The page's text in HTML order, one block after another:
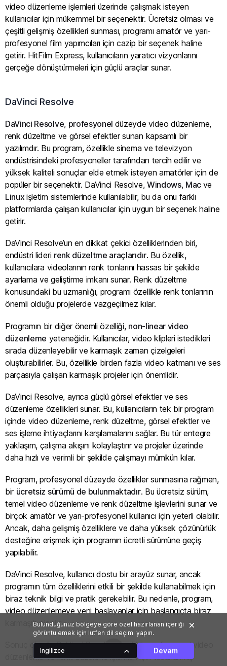
Bulunduğunuz bölgeye göre özel hazırlanan içeriği
görüntülemek için lütfen dil seçimi yapın.
Ingilizce Devam
video düzenleme işlemleri üzerinde çalışmak isteyen
kullanıcılar için mükemmel bir seçenektir. Ücretsiz olması ve
çeşitli gelişmiş özellikleri sunması, programı amatör ve yarı-
profesyonel film yapımcıları için cazip bir seçenek haline
getirir. HitFilm Express, kullanıcıların yaratıcı vizyonlarını
gerçeğe dönüştürmeleri için güçlü araçlar sunar.
DaVinci Resolve
DaVinci Resolve, profesyonel düzeyde video düzenleme,
renk düzeltme ve görsel efektler sunan kapsamlı bir
yazılımdır. Bu program, özellikle sinema ve televizyon
endüstrisindeki profesyoneller tarafından tercih edilir ve
yüksek kaliteli sonuçlar elde etmek isteyen amatörler için de
popüler bir seçenektir. DaVinci Resolve, Windows, Mac ve
Linuxişletim sistemlerinde kullanılabilir, bu da onu farklı
platformlarda çalışan kullanıcılar için uygun bir seçenek haline
getirir.
DaVinci Resolve’un en dikkat çekici özelliklerinden biri,
endüstri lideri renk düzeltme araçlarıdır. Bu özellik,
kullanıcılara videolarının renk tonlarını hassas bir şekilde
ayarlama ve geliştirme imkanı sunar. Renk düzeltme
konusundaki bu uzmanlığı, programı özellikle renk tonlarının
önemli olduğu projelerde vazgeçilmez kılar.
Programın bir diğer önemli özelliği, non-linear video
düzenleme yeteneğidir. Kullanıcılar, video klipleri istedikleri
sırada düzenleyebilir ve karmaşık zaman çizelgeleri
oluşturabilirler. Bu, özellikle birden fazla video katmanı ve ses
parçasıyla çalışan karmaşık projeler için önemlidir.
DaVinci Resolve, ayrıca güçlü görsel efektler ve ses
düzenleme özellikleri sunar. Bu, kullanıcıların tek bir program
içinde video düzenleme, renk düzeltme, görsel efektler ve
ses işleme ihtiyaçlarını karşılamalarını sağlar. Bu tür entegre
yaklaşım, çalışma akışını kolaylaştırır ve projeler üzerinde
daha hızlı ve verimli bir şekilde çalışmayı mümkün kılar.
Program, profesyonel düzeyde özellikler sunmasına rağmen,
bir ücretsiz sürümü de bulunmaktadır. Bu ücretsiz sürüm,
temel video düzenleme ve renk düzeltme işlevlerini sunar ve
birçok amatör ve yarı-profesyonel kullanıcı için yeterli olabilir.
Ancak, daha gelişmiş özelliklere ve daha yüksek çözünürlük
desteğine erişmek için programın ücretli sürümüne geçiş
yapılabilir.
DaVinci Resolve, kullanıcı dostu bir arayüz sunar, ancak
programın tüm özelliklerini etkili bir şekilde kullanabilmek için
biraz teknik bilgi ve pratik gerekebilir. Bu nedenle, program,
video düzenlemeye yeni başlayanlar için başlangıçta biraz
karmaşık olabilir.
Sonuç olarak, DaVinci Resolve, özellikle profesyonel video
düzenleme ve renk düzeltme işlemleri için tasarlanmış